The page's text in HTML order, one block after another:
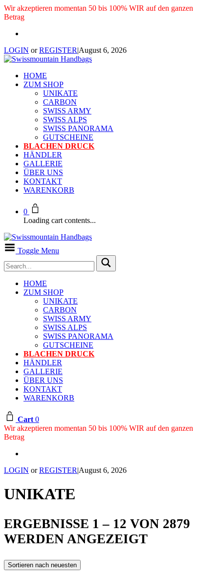
Wir akzeptieren momentan 50 bis 100% WIR auf den ganzen
Betrag
LOGIN orREGISTER|August 6, 2026
HOME
ZUM SHOP
UNIKATE
CARBON
SWISS ARMY
SWISS ALPS
SWISS PANORAMA
GUTSCHEINE
BLACHEN DRUCK
HÄNDLER
GALLERIE
ÜBER UNS
KONTAKT
WARENKORB
0
Loading cart contents...
Toggle Menu
HOME
ZUM SHOP
UNIKATE
CARBON
SWISS ARMY
SWISS ALPS
SWISS PANORAMA
GUTSCHEINE
BLACHEN DRUCK
HÄNDLER
GALLERIE
ÜBER UNS
KONTAKT
WARENKORB
Cart 0
Wir akzeptieren momentan 50 bis 100% WIR auf den ganzen
Betrag
LOGIN orREGISTER|August 6, 2026
UNIKATE
ERGEBNISSE 1 – 12 VON 2879
WERDEN ANGEZEIGTSORTED
Sortieren nach neuesten